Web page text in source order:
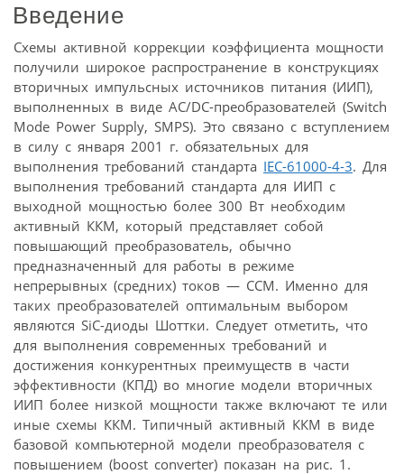
Введение
Схемы активной коррекции коэффициента мощности
получили широкое распространение в конструкциях
вторичных импульсных источников питания (ИИП),
выполненных в виде AC/DC-преобразователей (Switch
Mode Power Supply, SMPS). Это связано с вступлением
в силу с января 2001 г. обязательных для
выполнения требований стандарта IEC-61000-4-3. Для
выполнения требований стандарта для ИИП с
выходной мощностью более 300 Вт необходим
активный ККМ, который представляет собой
повышающий преобразователь, обычно
предназначенный для работы в режиме
непрерывных (средних) токов — CCM. Именно для
таких преобразователей оптимальным выбором
являются SiC-диоды Шоттки. Следует отметить, что
для выполнения современных требований и
достижения конкурентных преимуществ в части
эффективности (КПД) во многие модели вторичных
ИИП более низкой мощности также включают те или
иные схемы ККМ. Типичный активный ККМ в виде
базовой компьютерной модели преобразователя с
повышением (boost converter) показан на рис. 1.